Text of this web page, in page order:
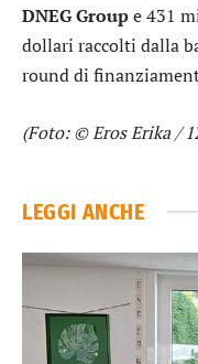
DNEG Groupe 431
dollari raccolti dalla
round di
(Foto: © Eros Erika /
LEGGI ANCHE